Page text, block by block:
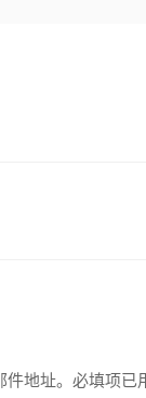
地址。必填项已